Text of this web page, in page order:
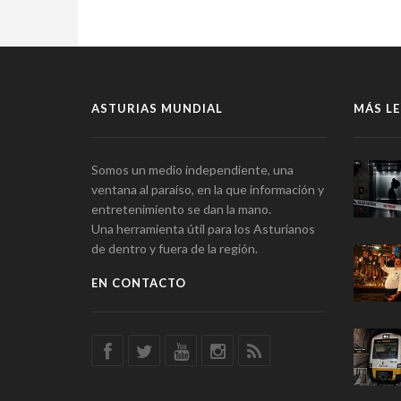
ASTURIAS MUNDIAL
Somos un medio independiente, una
ventana al paraíso, en la que información y
entretenimiento se dan la mano.
Una herramienta útil para los Asturianos
de dentro y fuera de la región.
EN CONTACTO
MÁS